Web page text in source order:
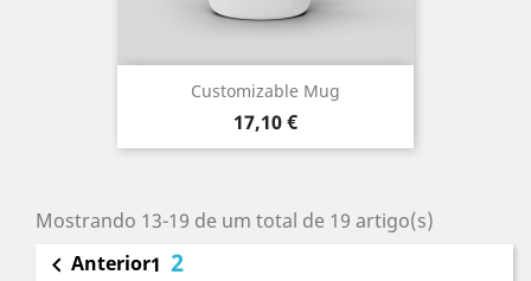
Customizable Mug
Preço
17,10 €
Mostrando 13-19 de um total de 19 artigo(s)
 Anterior1 2